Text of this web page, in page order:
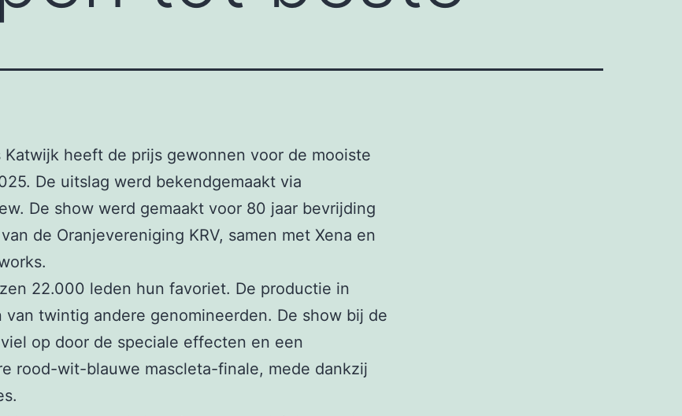
Katwijk heeft de prijs gewonnen voor de mooiste
De uitslag werd bekendgemaakt via
De show werd gemaakt voor 80 jaar bevrijding
de Oranjevereniging KRV, samen met Xena en
22.000 leden hun favoriet. De productie in
van twintig andere genomineerden. De show bij de
op door de speciale effecten en een
rood-wit-blauwe mascleta-finale, mede dankzij